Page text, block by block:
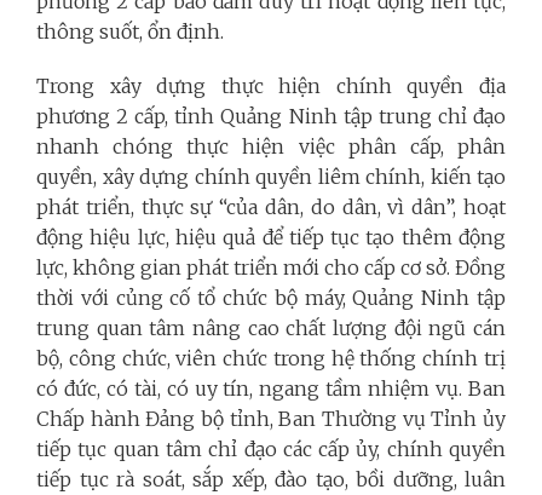
thông suốt, ổn định.
Trong xây dựng thực hiện chính quyền địa
phương 2 cấp, tỉnh Quảng Ninh tập trung chỉ đạo
nhanh chóng thực hiện việc phân cấp, phân
quyền, xây dựng chính quyền liêm chính, kiến tạo
phát triển, thực sự “của dân, do dân, vì dân”, hoạt
động hiệu lực, hiệu quả để tiếp tục tạo thêm động
lực, không gian phát triển mới cho cấp cơ sở. Đồng
thời với củng cố tổ chức bộ máy, Quảng Ninh tập
trung quan tâm nâng cao chất lượng đội ngũ cán
bộ, công chức, viên chức trong hệ thống chính trị
có đức, có tài, có uy tín, ngang tầm nhiệm vụ. Ban
Chấp hành Đảng bộ tỉnh,Ban Thường vụ Tỉnh ủy
tiếp tục quan tâm chỉ đạo các cấp ủy, chính quyền
tiếp tục rà soát, sắp xếp, đào tạo, bồi dưỡng, luân